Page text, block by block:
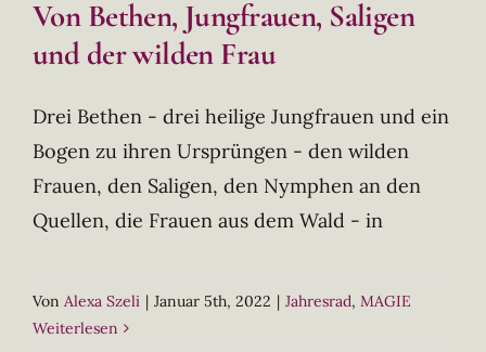
Von Bethen, Jungfrauen, Saligen
und der wilden Frau
Drei Bethen - drei heilige Jungfrauen und ein
Bogen zu ihren Ursprüngen - den wilden
Frauen, den Saligen, den Nymphen an den
Quellen, die Frauen aus dem Wald - in
Von Alexa Szeli | Januar 5th, 2022 | Jahresrad, MAGIE
Weiterlesen